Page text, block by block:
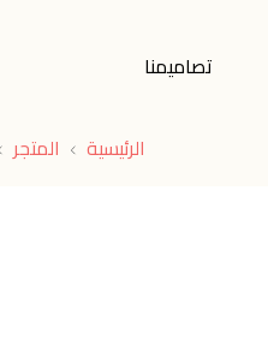
تصاميمنا
الرئيسية المتجر